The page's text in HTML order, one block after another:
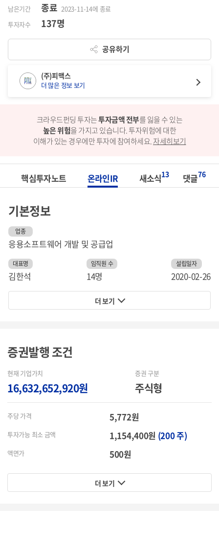
남은기간
종료 2023-11-14에 종료
투자자수
137명
공유하기
크라우드펀딩 투자는투자금액 전부를 잃을 수 있는
높은 위험을 가지고 있습니다.투자위험에 대한
이해가 있는 경우에만 투자에 참여하세요.자세히보기
(주)피맥스
더 많은 정보 보기
핵심투자노트 온라인IR 새소식13 댓글76
기본정보
업종
응용소프트웨어 개발 및 공급업
대표명
김한석
임직원 수
14명
설립일자
2020-02-26
더 보기
증권발행조건
현재 기업가치
16,632,652,920원
증권 구분
주식형
주당 가격 5,772원
투자가능 최소 금액 1,154,400원 (200 주)
액면가 500원
더 보기